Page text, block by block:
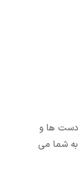
دست ها و
امکان را به شما می